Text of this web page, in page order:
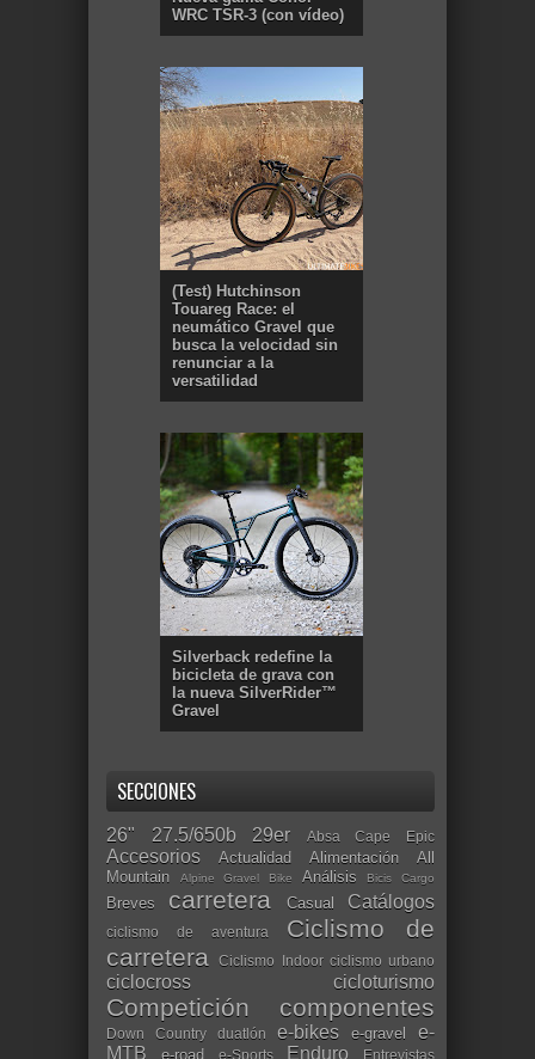
WRC TSR-3 (con vídeo)
(Test) Hutchinson
Touareg Race: el
neumático Gravel que
busca la velocidad sin
renunciar a la
versatilidad
Silverback redefine la
bicicleta de grava con
la nueva SilverRider™
Gravel
SECCIONES
26" 27.5/650b 29er Absa Cape Epic
Accesorios Actualidad Alimentación
All
Mountain
Alpine Gravel Bike Análisis Bicis Cargo
Breves carretera Casual Catálogos
ciclismo de aventura
Ciclismo de
carretera
Ciclismo Indoor ciclismo urbano
ciclocross cicloturismo
Competición componentes
Down Country duatlón e-bikes e-gravel
e-
MTB
e-road e-Sports Enduro Entrevistas